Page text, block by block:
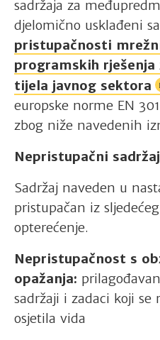
sadržaja za
djelomično usklađeni sa
pristupačnosti
programskih
tijela javnog sektora
europske norme EN
zbog niže navedenih
Nepristupačni sadržaj
Sadržaj naveden u
pristupačan iz
opterećenje.
Nepristupačnost s
opažanja:
sadržaji i zadaci koji se
osjetila vida